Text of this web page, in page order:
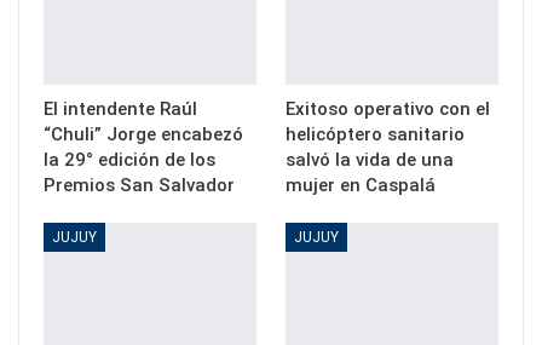
El intendente Raúl
“Chuli” Jorge encabezó
la 29° edición de los
Premios San Salvador
Exitoso operativo con el
helicóptero sanitario
salvó la vida de una
mujer en Caspalá
JUJUY JUJUY